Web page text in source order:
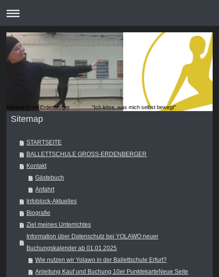
Martina Groß-Erdenberger "Ich lehre, was mich selbst bewegt"
Sitemap
STARTSEITE
BALLETTSCHULE GROSS-ERDENBERGER
Kontakt
Gästebuch
Anfahrt
Infoblock-Aktuelles
Biografie
Ziel meines Unterrichtes
Information über Datenschutz bei YOLAWO neuer
Buchungskalender ab 01.01.2025
Wie nutzen wir Yolawo in der Ballettschule Erfurt?
Anleitung Kauf und Buchung 10er PunktekarteNeue Seite